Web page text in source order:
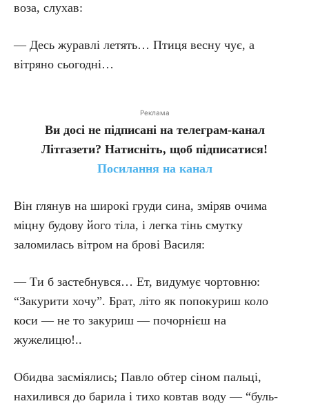
воза, слухав:
— Десь журавлі летять… Птиця весну чує, а
вітряно сьогодні…
Реклама
Ви досі не підписані на телеграм-канал
Літгазети? Натисніть, щоб підписатися!
Посилання на канал
Він глянув на широкі груди сина, зміряв очима
міцну будову його тіла, і легка тінь смутку
заломилась вітром на брові Василя:
— Ти б застебнувся… Ет, видумує чортовню:
“Закурити хочу”. Брат, літо як попокуриш коло
коси — не то закуриш — почорнієш на
жужелицю!..
Обидва засміялись; Павло обтер сіном пальці,
нахилився до барила і тихо ковтав воду — “буль-